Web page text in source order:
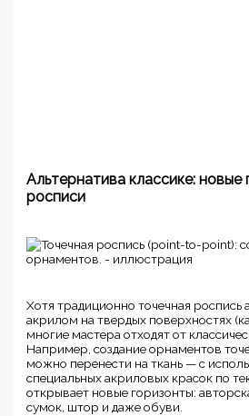
Альтернатива классике: новые
росписи
Хотя традиционно точечная роспись
акрилом на твердых поверхностях
многие мастера отходят от
Например, создание орнаментов
можно перенести на ткань — с
специальных акриловых красок по
открывает новые горизонты:
сумок, штор и даже обуви.